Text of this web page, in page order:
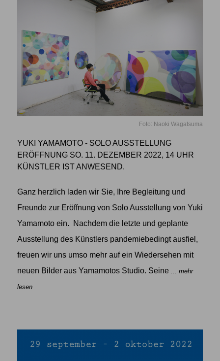
Foto: Naoki Wagatsuma
YUKI YAMAMOTO - SOLO AUSSTELLUNG
ERÖFFNUNG SO. 11. DEZEMBER 2022, 14 UHR
KÜNSTLER IST ANWESEND.
Ganz herzlich laden wir Sie, Ihre Begleitung und
Freunde zur Eröffnung von Solo Ausstellung von Yuki
Yamamoto ein. Nachdem die letzte und geplante
Ausstellung des Künstlers pandemiebedingt ausfiel,
freuen wir uns umso mehr auf ein Wiedersehen mit
neuen Bilder aus Yamamotos Studio. Seine
... mehr
lesen